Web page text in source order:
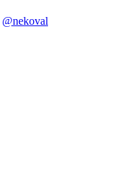
@nekoval